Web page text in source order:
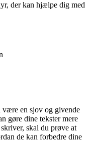
der kan hjælpe dig med
en sjov og givende
gøre dine tekster mere
skal du prøve at
de kan forbedre dine